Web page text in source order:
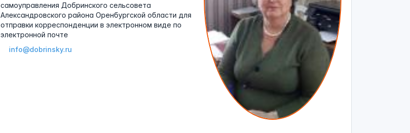
самоуправления Добринского сельсовета
Александровского района Оренбургской области для
отправки корреспонденции в электронном виде по
электронной почте
info@dobrinsky.ru